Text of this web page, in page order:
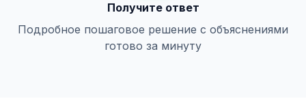
Получите ответ
Подробное пошаговое решение с объяснениями
готово за минуту